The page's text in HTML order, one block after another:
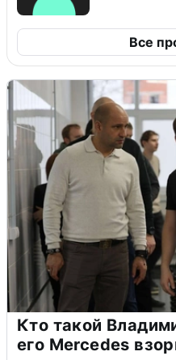
Все
Кто такой
его Mercedes